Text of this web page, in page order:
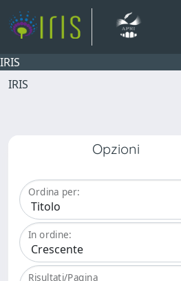
IRIS
IRIS
Opzioni
Ordina per:
In ordine:
Risultati/Pagina